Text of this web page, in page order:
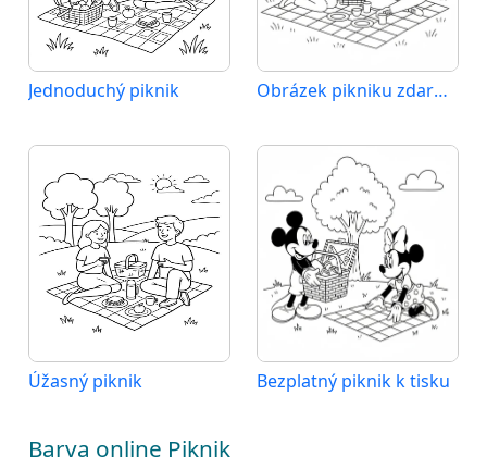
Jednoduchý piknik Obrázek pikniku zdarma
Úžasný piknik Bezplatný piknik k tisku
Barva online Piknik